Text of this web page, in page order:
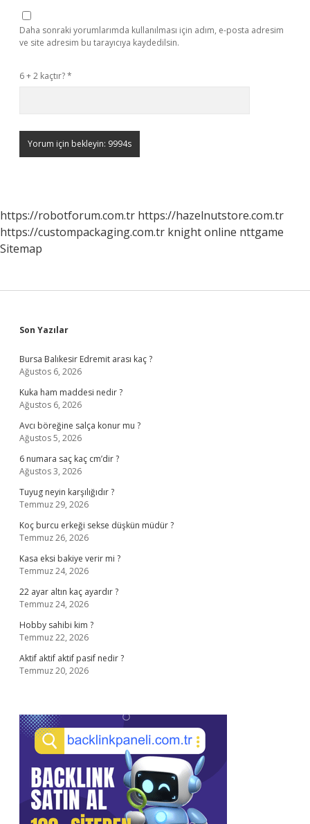
Daha sonraki yorumlarımda kullanılması için adım, e-posta adresim
ve site adresim bu tarayıcıya kaydedilsin.
6 + 2 kaçtır?*
https://robotforum.com.tr https://hazelnutstore.com.tr
https://custompackaging.com.tr knight online nttgame
Sitemap
Sidebar
Son Yazılar
Bursa Balıkesir Edremit arası kaç ?
Ağustos 6, 2026
Kuka ham maddesi nedir ?
Ağustos 6, 2026
Avcı böreğine salça konur mu ?
Ağustos 5, 2026
6 numara saç kaç cm’dir ?
Ağustos 3, 2026
Tuyug neyin karşılığıdır ?
Temmuz 29, 2026
Koç burcu erkeği sekse düşkün müdür ?
Temmuz 26, 2026
Kasa eksi bakiye verir mi ?
Temmuz 24, 2026
22 ayar altın kaç ayardır ?
Temmuz 24, 2026
Hobby sahibi kim ?
Temmuz 22, 2026
Aktif aktif aktif pasif nedir ?
Temmuz 20, 2026